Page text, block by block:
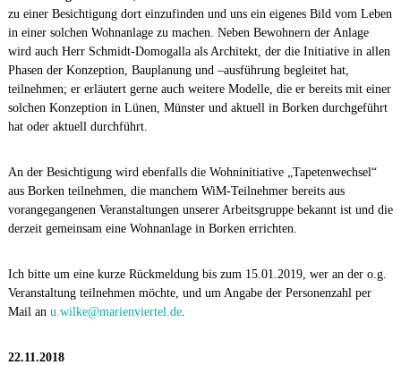
zu einer Besichtigung dort einzufinden und uns ein eigenes Bild vom Leben
in einer solchen Wohnanlage zu machen. Neben Bewohnern der Anlage
wird auch Herr Schmidt-Domogalla als Architekt, der die Initiative in allen
Phasen der Konzeption, Bauplanung und –ausführung begleitet hat,
teilnehmen; er erläutert gerne auch weitere Modelle, die er bereits mit einer
solchen Konzeption in Lünen, Münster und aktuell in Borken durchgeführt
hat oder aktuell durchführt.
An der Besichtigung wird ebenfalls die Wohninitiative „Tapetenwechsel“
aus Borken teilnehmen, die manchem WiM-Teilnehmer bereits aus
vorangegangenen Veranstaltungen unserer Arbeitsgruppe bekannt ist und die
derzeit gemeinsam eine Wohnanlage in Borken errichten.
Ich bitte um eine kurze Rückmeldung bis zum 15.01.2019, wer an der o.g.
Veranstaltung teilnehmen möchte, und um Angabe der Personenzahl per
Mail an u.wilke@marienviertel.de.
22.11.2018